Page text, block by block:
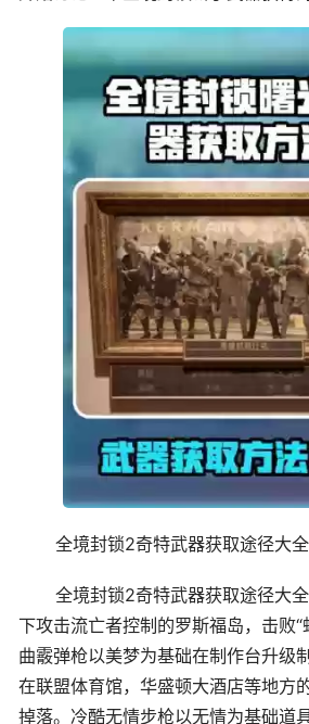
全境封锁2奇特武器获取途径大全
全境封锁2奇特武器获取途径大
下攻击流亡者控制的罗斯福岛，击败“
曲霰弹枪以美梦为基础在制作台升级
在联盟体育馆，华盛顿大酒店等地方
掉落。冷酷无情步枪以无情为基础道